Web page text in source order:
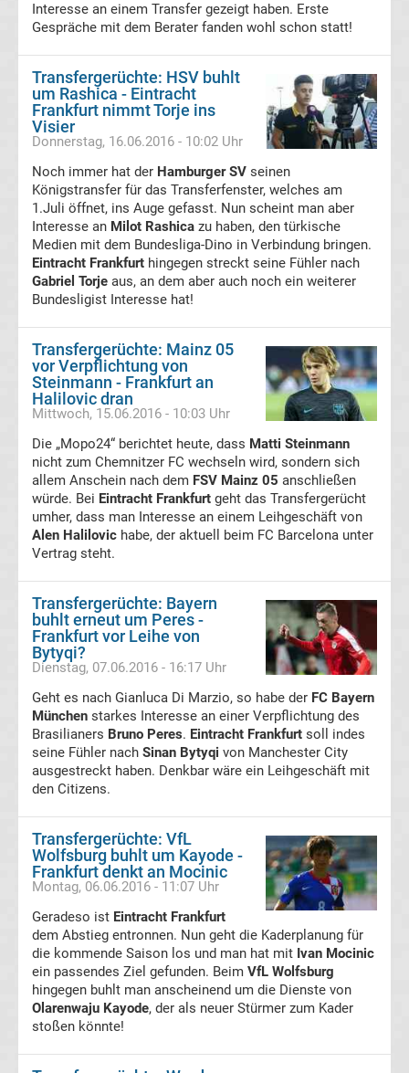
1860
Transfergerüchte
Oldenburg
Transfergerüchte
VfB
Transfergerüchte
Bochum
Transfergerüchte
VfL
Wolfsburg
Transfergerüchte
Viktoria
Köln
Transfergerüchte
Werder
Bremen
Transfergerüchte
Eintracht
Frankfurt
Transfergerüchte
Transfermarkt
Interesse an einem Transfer gezeigt haben. Erste
Gespräche mit dem Berater fanden wohl schon statt!
Transfergerüchte: HSV buhlt
um Rashica - Eintracht
Frankfurt nimmt Torje ins
Visier
Donnerstag, 16.06.2016 - 10:02 Uhr
Noch immer hat der Hamburger SV seinen
Königstransfer für das Transferfenster, welches am
1.Juli öffnet, ins Auge gefasst. Nun scheint man aber
Interesse an Milot Rashica zu haben, den türkische
Medien mit dem Bundesliga-Dino in Verbindung bringen.
Eintracht Frankfurt hingegen streckt seine Fühler nach
Gabriel Torje aus, an dem aber auch noch ein weiterer
Bundesligist Interesse hat!
Transfergerüchte: Mainz 05
vor Verpflichtung von
Steinmann - Frankfurt an
Halilovic dran
Mittwoch, 15.06.2016 - 10:03 Uhr
Die „Mopo24“ berichtet heute, dass Matti Steinmann
nicht zum Chemnitzer FC wechseln wird, sondern sich
allem Anschein nach dem FSV Mainz 05 anschließen
würde. Bei Eintracht Frankfurt geht das Transfergerücht
umher, dass man Interesse an einem Leihgeschäft von
Alen Halilovic habe, der aktuell beim FC Barcelona unter
Vertrag steht.
Transfergerüchte: Bayern
buhlt erneut um Peres -
Frankfurt vor Leihe von
Bytyqi?
Dienstag, 07.06.2016 - 16:17 Uhr
Geht es nach Gianluca Di Marzio, so habe der FC Bayern
München starkes Interesse an einer Verpflichtung des
Brasilianers Bruno Peres. Eintracht Frankfurt soll indes
seine Fühler nach Sinan Bytyqi von Manchester City
ausgestreckt haben. Denkbar wäre ein Leihgeschäft mit
den Citizens.
Transfergerüchte: VfL
Wolfsburg buhlt um Kayode -
Frankfurt denkt an Mocinic
Montag, 06.06.2016 - 11:07 Uhr
Geradeso ist Eintracht Frankfurt
dem Abstieg entronnen. Nun geht die Kaderplanung für
die kommende Saison los und man hat mit Ivan Mocinic
ein passendes Ziel gefunden. Beim VfL Wolfsburg
hingegen buhlt man anscheinend um die Dienste von
Olarenwaju Kayode, der als neuer Stürmer zum Kader
stoßen könnte!